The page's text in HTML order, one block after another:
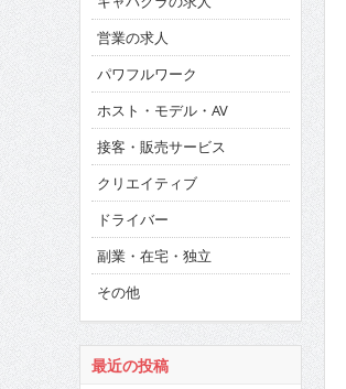
営業の求人
パワフルワーク
ホスト・モデル・AV
接客・販売サービス
クリエイティブ
ドライバー
副業・在宅・独立
その他
最近の投稿